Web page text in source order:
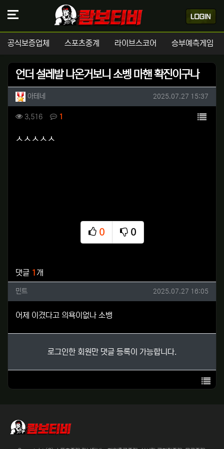
공식보증업체 스포츠중계 라이브스코어 승부예측게임
언더 설레발 나온거보니 소벵 마핸 확진이구나
작성자 정보
아테네 작성일
2025.07.27 15:37
컨텐츠 정보
3,516조회 1 목록
본문
ㅅㅅㅅㅅㅅ
0
추천
0
비추천
댓글 1개
민트님의 댓글
민트 작성일
2025.07.27 16:05
어제 이겼다고 의욕이없나 소뱅
로그인한 회원만 댓글 등록이 가능합니다.
목록